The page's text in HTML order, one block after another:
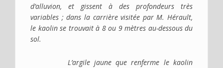
d’alluvion, et gissent à des profondeurs très
variables ; dans la carrière visitée par M. Hérault,
le kaolin se trouvait à 8 ou 9 mètres au-dessous du
sol.
L’argile jaune que renferme le kaolin